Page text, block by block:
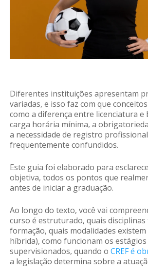
Diferentes instituições apresentam
variadas, e isso faz com que
como a diferença entre licenciatura e
carga horária mínima, a
a necessidade de registro
frequentemente confundidos.
Este guia foi elaborado para
objetiva, todos os pontos que
antes de iniciar a graduação.
Ao longo do texto, você vai
curso é estruturado, quais
formação, quais modalidades
híbrida), como funcionam os estágios
supervisionados, quando o CREF é
a legislação determina sobre a